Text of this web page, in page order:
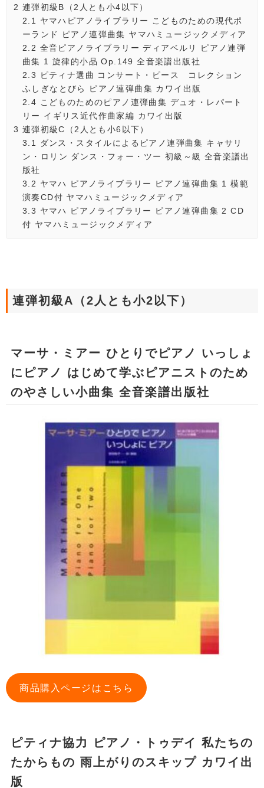
2 連弾初級B（2人とも小4以下）
2.1 ヤマハピアノライブラリー こどものための現代ポ
ーランド ピアノ連弾曲集 ヤマハミュージックメディア
2.2 全音ピアノライブラリー ディアベルリ ピアノ連弾
曲集 1 旋律的小品 Op.149 全音楽譜出版社
2.3
ピティナ選曲 コンサート・ピース コレクション
ふしぎなとびら ピアノ連弾曲集 カワイ出版
2.4 こどものためのピアノ連弾曲集 デュオ・レパート
リー イギリス近代作曲家編 カワイ出版
3 連弾初級C（2人とも小6以下）
3.1
ダンス・スタイルによるピアノ連弾曲集 キャサリ
ン・ロリン ダンス・フォー・ツー 初級～級 全音楽譜出
版社
3.2 ヤマハ ピアノライブラリー ピアノ連弾曲集 1 模範
演奏CD付 ヤマハミュージックメディア
3.3 ヤマハ ピアノライブラリー ピアノ連弾曲集 2 CD
付 ヤマハミュージックメディア
連弾初級A（2人とも小2以下）
マーサ・ミアー ひとりでピアノ いっしょ
にピアノ はじめて学ぶピアニストのため
のやさしい小曲集 全音楽譜出版社
商品購入ページはこちら
ピティナ協力 ピアノ・トゥデイ 私たちの
たからもの 雨上がりのスキップ カワイ出
版